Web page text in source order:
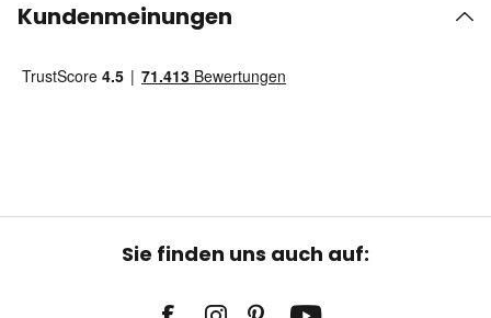
Kundenmeinungen
Sie finden uns auch auf: